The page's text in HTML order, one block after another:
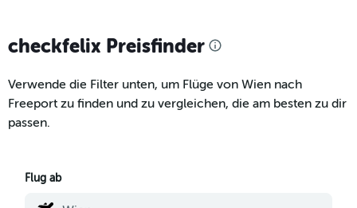
checkfelix Preisfinder
Verwende die Filter unten, um Flüge von Wien nach
Freeport zu finden und zu vergleichen, die am besten zu dir
passen.
Flug ab